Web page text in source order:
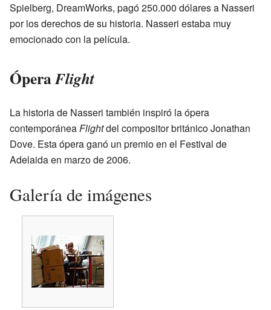
Spielberg, DreamWorks, pagó 250.000 dólares a Nasseri
por los derechos de su historia. Nasseri estaba muy
emocionado con la película.
ÓperaFlight
La historia de Nasseri también inspiró la ópera
contemporáneaFlightdel compositor británico Jonathan
Dove. Esta ópera ganó un premio en el Festival de
Adelaida en marzo de 2006.
Galería de imágenes